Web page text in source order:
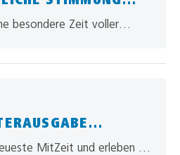
besondere Zeit voller
einen tollen Nikolaustag
MitZeit und erleben Sie